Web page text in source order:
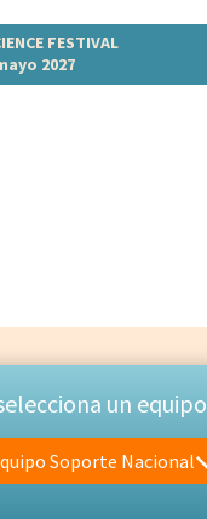
FESTIVAL
2027
un equipo
Equipo Soporte Nacional